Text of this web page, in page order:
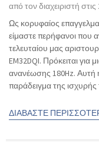
από τον διαχειριστή
Ως κορυφαίος
είμαστε περήφανοι που
τελευταίου μας
EM32DQI. Πρόκειται
ανανέωσης 180Hz. Αυτή
παράδειγμα της
ΔΙΑΒΆΣΤΕ